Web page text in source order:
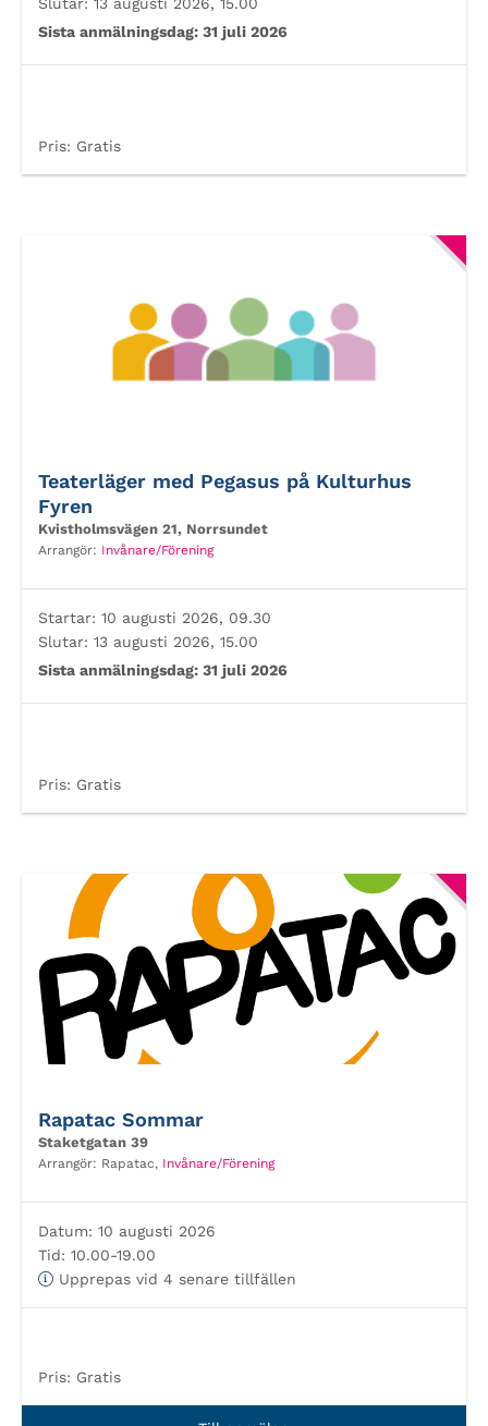
Sista anmälningsdag: 31 juli 2026
Pris: Gratis
Teaterläger med Pegasus på Kulturhus
Fyren
Kvistholmsvägen 21, Norrsundet
Arrangör: Invånare/Förening
Startar: 10 augusti 2026, 09.30
Slutar: 13 augusti 2026, 15.00
Sista anmälningsdag: 31 juli 2026
Pris: Gratis
Rapatac Sommar
Staketgatan 39
Arrangör: Rapatac, Invånare/Förening
Datum: 10 augusti 2026
Tid: 10.00-19.00
Upprepas vid 4 senare tillfällen
Pris: Gratis